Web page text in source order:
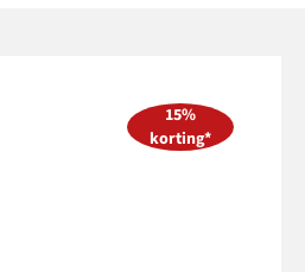
15%
korting*